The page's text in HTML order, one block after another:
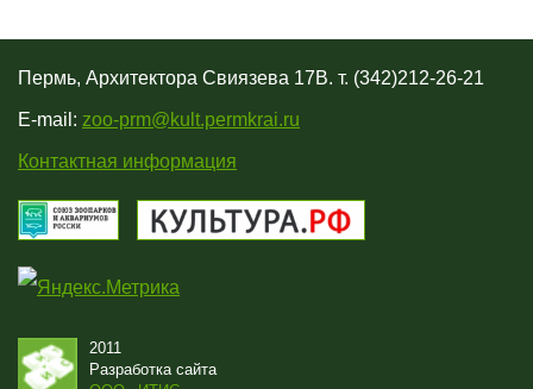
Пермь, Архитектора Свиязева 17В. т. (342)212-26-21
E-mail: zoo-prm@kult.permkrai.ru
Контактная информация
2011
Разработка сайта